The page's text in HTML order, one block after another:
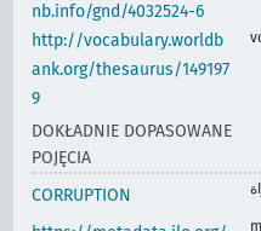
nb.info/gnd/4032524-6
http://vocabulary.worldb
ank.org/thesaurus/149197
9
DOKŁADNIE DOPASOWANE
POJĘCIA
CORRUPTION